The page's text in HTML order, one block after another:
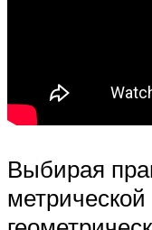
Выбирая